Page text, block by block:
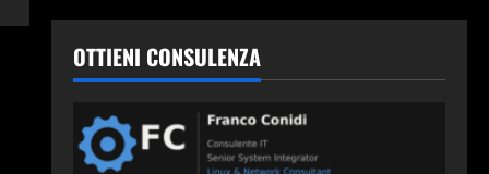
OTTIENI CONSULENZA